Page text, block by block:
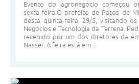
Evento do agronegócio começou
sexta-feira.O prefeito de Patos de
desta quinta-feira, 29/5, visitando
Negócios e Tecnologia da Terrena.
recebido por um dos diretores da
Nasser. A feira está em...